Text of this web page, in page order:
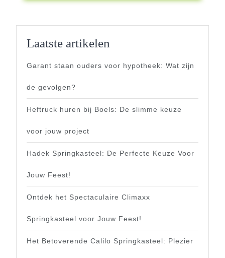
Laatste artikelen
Garant staan ouders voor hypotheek: Wat zijn
de gevolgen?
Heftruck huren bij Boels: De slimme keuze
voor jouw project
Hadek Springkasteel: De Perfecte Keuze Voor
Jouw Feest!
Ontdek het Spectaculaire Climaxx
Springkasteel voor Jouw Feest!
Het Betoverende Calilo Springkasteel: Plezier